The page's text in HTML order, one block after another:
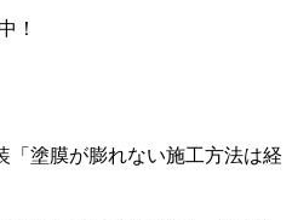
！
「塗膜が膨れない施工方法は経